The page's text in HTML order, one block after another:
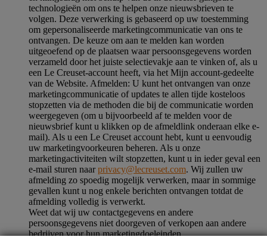
technologieën om ons te helpen onze nieuwsbrieven te
volgen. Deze verwerking is gebaseerd op uw toestemming
om gepersonaliseerde marketingcommunicatie van ons te
ontvangen. De keuze om aan te melden kan worden
uitgeoefend op de plaatsen waar persoonsgegevens worden
verzameld door het juiste selectievakje aan te vinken of, als u
een Le Creuset-account heeft, via het Mijn account-gedeelte
van de Website. Afmelden: U kunt het ontvangen van onze
marketingcommunicatie of updates te allen tijde kosteloos
stopzetten via de methoden die bij de communicatie worden
weergegeven (om u bijvoorbeeld af te melden voor de
nieuwsbrief kunt u klikken op de afmeldlink onderaan elke e-
mail). Als u een Le Creuset account hebt, kunt u eenvoudig
uw marketingvoorkeuren beheren. Als u onze
marketingactiviteiten wilt stopzetten, kunt u in ieder geval een
e-mail sturen naarprivacy@lecreuset.com. Wij zullen uw
afmelding zo spoedig mogelijk verwerken, maar in sommige
gevallen kunt u nog enkele berichten ontvangen totdat de
afmelding volledig is verwerkt.
Weet dat wij uw contactgegevens en andere
persoonsgegevens niet doorgeven of verkopen aan andere
bedrijven voor hun marketingdoeleinden.